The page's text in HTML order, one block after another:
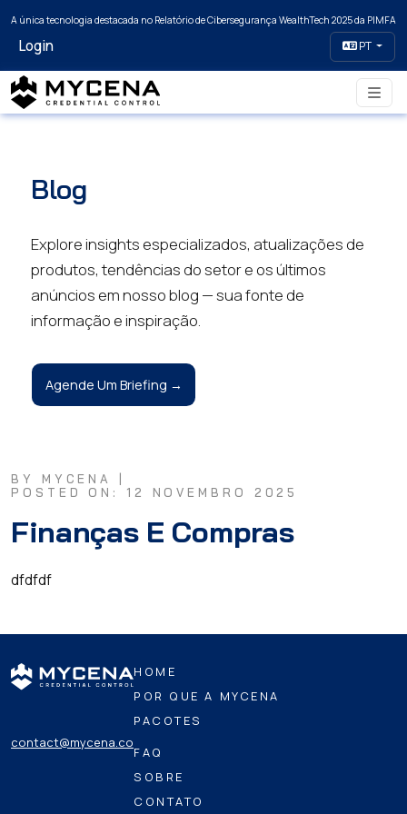
A única tecnologia destacada no Relatório de Cibersegurança WealthTech 2025 da PIMFA
Login PT
Blog
Explore insights especializados, atualizações de
produtos, tendências do setor e os últimos
anúncios em nosso blog — sua fonte de
informação e inspiração.
Agende Um Briefing →
BY MYCENA |
POSTED ON: 12 NOVEMBRO 2025
Finanças E Compras
dfdfdf
contact@mycena.co
HOME
POR QUE A MYCENA
PACOTES
FAQ
SOBRE
CONTATO